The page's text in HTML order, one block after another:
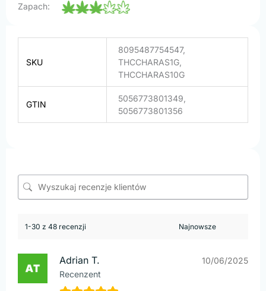
Zapach:
SKU
8095487754547,
THCCHARAS1G,
THCCHARAS10G
GTIN
5056773801349,
5056773801356
1-30 z 48 recenzji
Adrian T.
Recenzent
10/06/2025